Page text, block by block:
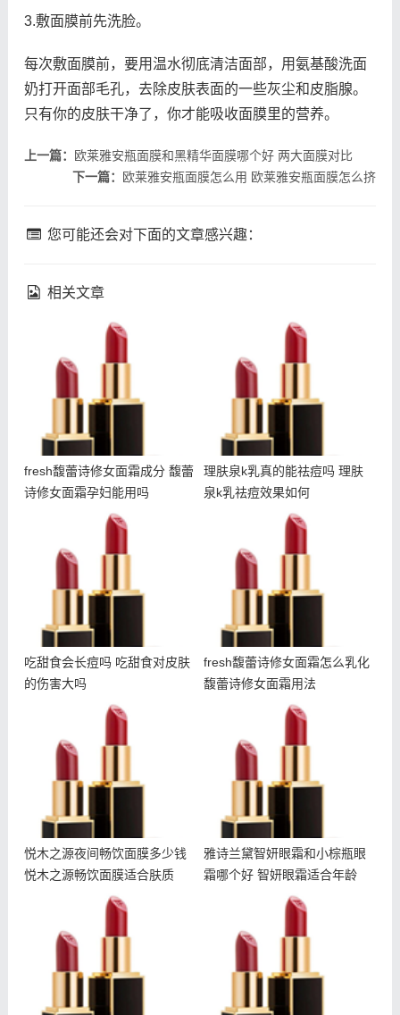
3.敷面膜前先洗脸。
每次敷面膜前，要用温水彻底清洁面部，用氨基酸洗面
奶打开面部毛孔，去除皮肤表面的一些灰尘和皮脂腺。
只有你的皮肤干净了，你才能吸收面膜里的营养。
上一篇：
欧莱雅安瓶面膜和黑精华面膜哪个好 两大面膜对比
下一篇：
欧莱雅安瓶面膜怎么用 欧莱雅安瓶面膜怎么挤
您可能还会对下面的文章感兴趣：
相关文章
fresh馥蕾诗修女面霜成分
fresh馥蕾诗修女面霜成分 馥蕾
诗修女面霜孕妇能用吗
理肤泉k乳真的能祛痘吗 理
理肤泉k乳真的能祛痘吗 理肤
泉k乳祛痘效果如何
吃甜食会长痘吗 吃甜食对
吃甜食会长痘吗 吃甜食对皮肤
的伤害大吗
fresh馥蕾诗修女面霜怎么
fresh馥蕾诗修女面霜怎么乳化
馥蕾诗修女面霜用法
悦木之源夜间畅饮面膜多少
悦木之源夜间畅饮面膜多少钱
悦木之源畅饮面膜适合肤质
雅诗兰黛智妍眼霜和小棕瓶
雅诗兰黛智妍眼霜和小棕瓶眼
霜哪个好 智妍眼霜适合年龄
朵拉朵尚除螨皂成分 朵拉
兰蔻菁纯面霜成分 兰蔻菁